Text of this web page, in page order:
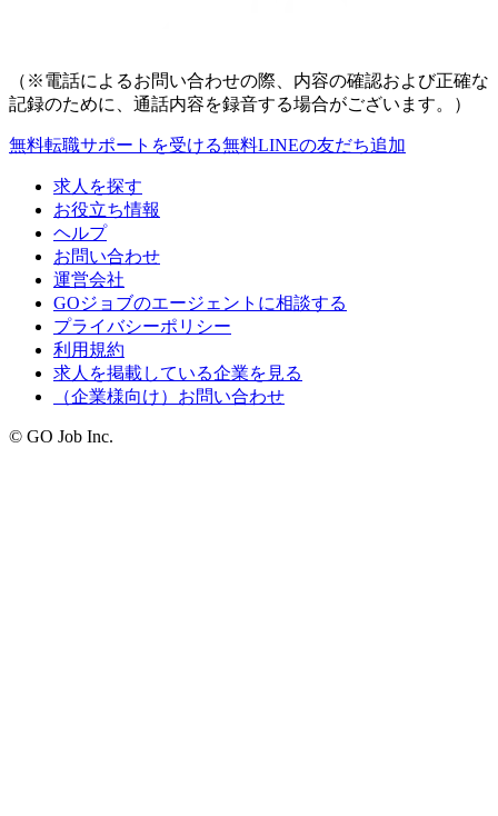
（※電話によるお問い合わせの際、内容の確認および正確な
記録のために、通話内容を録音する場合がございます。）
無料転職サポートを受ける無料LINEの友だち追加
求人を探す
お役立ち情報
ヘルプ
お問い合わせ
運営会社
GOジョブのエージェントに相談する
プライバシーポリシー
利用規約
求人を掲載している企業を見る
（企業様向け）お問い合わせ
© GO Job Inc.